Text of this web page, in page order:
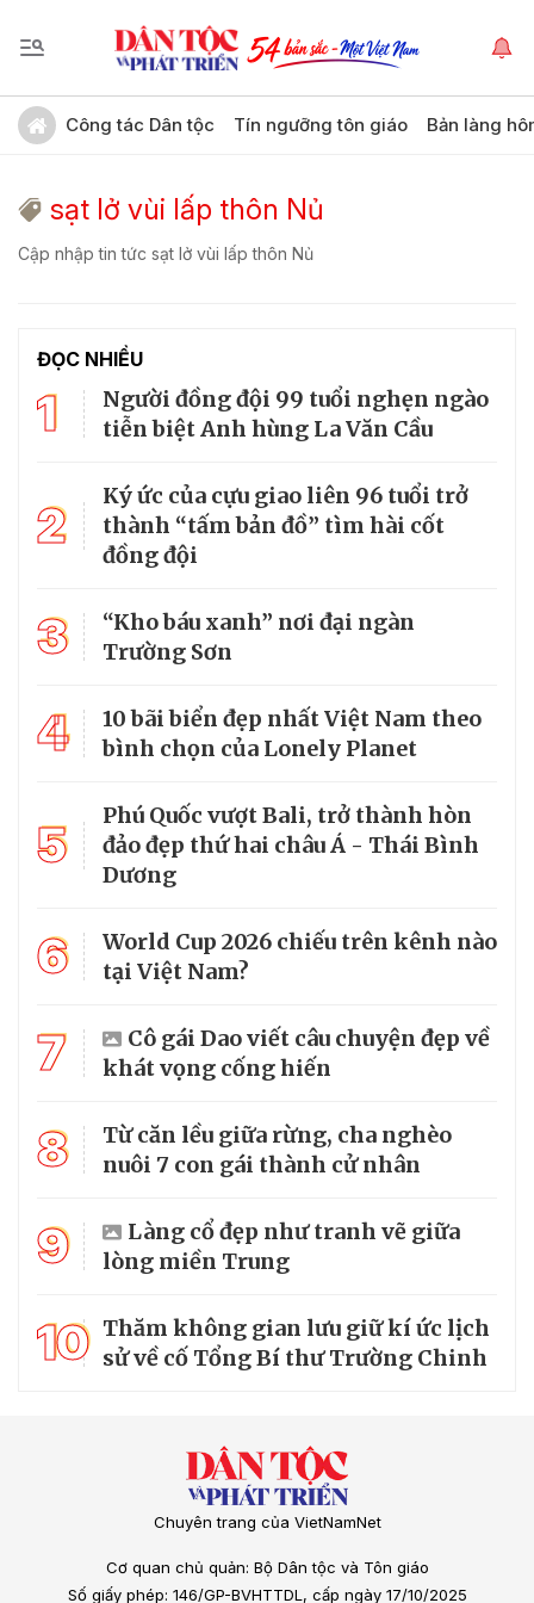
Công tác Dân tộc Tín ngưỡng tôn giáo Bản làng
sạt lở vùi lấp thôn Nủ
Cập nhập tin tức sạt lở vùi lấp thôn Nủ
ĐỌC NHIỀU
1
Người đồng đội 99 tuổi nghẹn ngào
tiễn biệt Anh hùng La Văn Cầu
2
Ký ức của cựu giao liên 96 tuổi trở
thành “tấm bản đồ” tìm hài cốt
đồng đội
3
“Kho báu xanh” nơi đại ngàn
Trường Sơn
4
10 bãi biển đẹp nhất Việt Nam theo
bình chọn của Lonely Planet
5
Phú Quốc vượt Bali, trở thành hòn
đảo đẹp thứ hai châu Á - Thái Bình
Dương
6
World Cup 2026 chiếu trên kênh nào
tại Việt Nam?
7
Cô gái Dao viết câu chuyện đẹp về
khát vọng cống hiến
8
Từ căn lều giữa rừng, cha nghèo
nuôi 7 con gái thành cử nhân
9
Làng cổ đẹp như tranh vẽ giữa
lòng miền Trung
10 Thăm không gian lưu giữ kí ức lịch
sử về cố Tổng Bí thư Trường Chinh
Chuyên trang của VietNamNet
Cơ quan chủ quản: Bộ Dân tộc và Tôn giáo
Số giấy phép: 146/GP-BVHTTDL, cấp ngày 17/10/2025